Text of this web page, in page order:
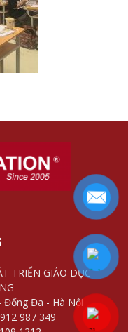
TRIỂN GIÁO DỤC
Đống Đa - Hà Nội
987 349